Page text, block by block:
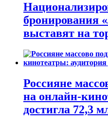
бронирования
выставят на
Россияне
на онлайн-
достигла 72,3